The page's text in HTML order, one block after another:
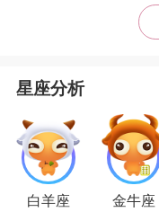
太多只会因新鲜感
距离，最好选择自
一室其实各有各天
样大家都舒服。
星座分析
白羊座 金牛座